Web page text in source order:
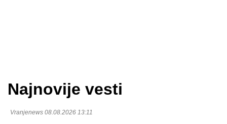
Najnovije vesti
Vranjenews 08.08.2026 13:11